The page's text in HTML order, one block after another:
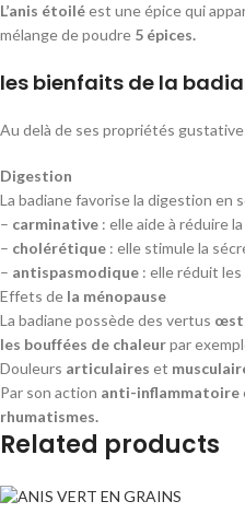
L’anis étoiléest une épice qui
mélange de poudre 5 épices.
les bienfaits de la
Au delà de ses propriétés
Digestion
La badiane favorise la digestion en
– carminative : elle aide à réduire
– cholérétique : elle stimule la
– antispasmodique : elle réduit
Effets de la ménopause
La badiane possède des vertus
les bouffées de chaleurpar
Douleurs articulaires et
Par son action anti-inflammatoire
rhumatismes.
Related products